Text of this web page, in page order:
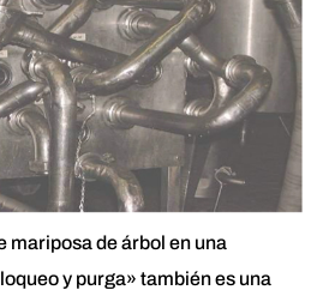
mariposa de árbol en una
y purga» también es una